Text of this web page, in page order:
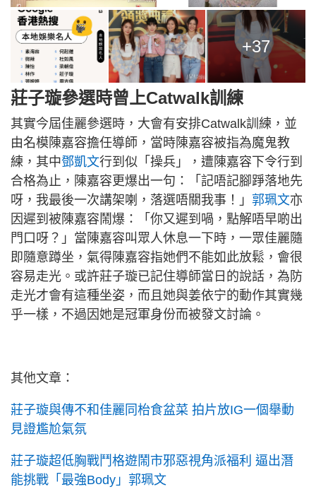
+37
莊子璇參選時曾上Catwalk訓練
其實今屆佳麗參選時，大會有安排Catwalk訓練，並
由名模陳嘉容擔任導師，當時陳嘉容被指為魔鬼教
練，其中鄧凱文行到似「操兵」，遭陳嘉容下令行到
合格為止，陳嘉容更爆出一句：「記唔記腳踭落地先
呀，我最後一次講架喇，落選唔關我事！」 郭珮文亦
因遲到被陳嘉容鬧爆：「你又遲到喎，點解唔早啲出
門口呀？」當陳嘉容叫眾人休息一下時，一眾佳麗隨
即隨意蹲坐，氣得陳嘉容指她們不能如此放鬆，會很
容易走光。或許莊子璇已記住導師當日的說話，為防
走光才會有這種坐姿，而且她與姜依宁的動作其實幾
乎一樣，不過因她是冠軍身份而被發文討論。
其他文章：
莊子璇與傳不和佳麗同枱食盆菜 拍片放IG一個舉動
見證尷尬氣氛
莊子璇超低胸戰鬥格遊鬧市邪惡視角派福利 逼出潛
能挑戰「最強Body」郭珮文